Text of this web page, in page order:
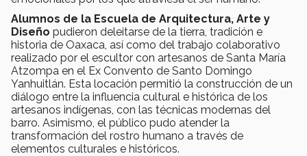
Alumnos de la Escuela de Arquitectura, Arte y
Diseño pudieron deleitarse de la tierra, tradición e
historia de Oaxaca, así como del trabajo colaborativo
realizado por el escultor con artesanos de Santa María
Atzompa en el Ex Convento de Santo Domingo
Yanhuitlán. Esta locación permitió la construcción de un
diálogo entre la influencia cultural e histórica de los
artesanos indígenas, con las técnicas modernas del
barro. Asimismo, el público pudo atender la
transformación del rostro humano a través de
elementos culturales e históricos.